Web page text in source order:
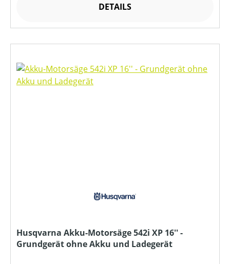
DETAILS
Husqvarna Akku-Motorsäge 542i XP 16'' -
Grundgerät ohne Akku und Ladegerät